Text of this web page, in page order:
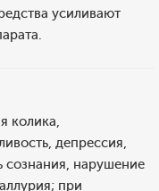
усиливают
колика,
депрессия,
сознания, нарушение
при